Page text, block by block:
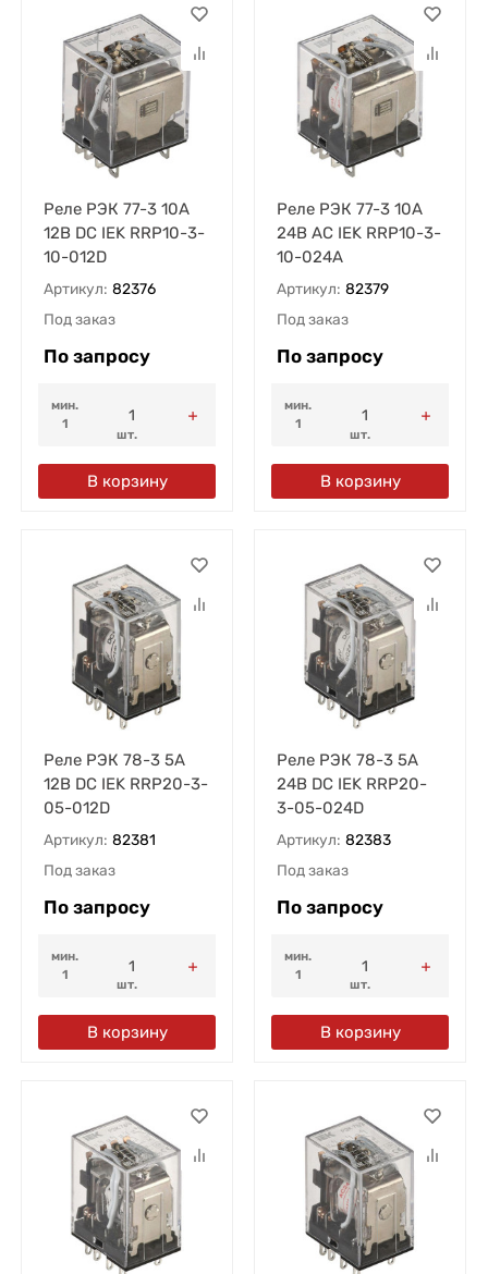
Реле РЭК 77-3 10А
12В DC IEK RRP10-3-
10-012D
Артикул: 82376
Под заказ
По запросу
мин.
1
шт.
В корзину
Реле РЭК 77-3 10А
24В AC IEK RRP10-3-
10-024A
Артикул: 82379
Под заказ
По запросу
мин.
1
шт.
В корзину
Реле РЭК 78-3 5А
12В DC IEK RRP20-3-
05-012D
Артикул: 82381
Под заказ
По запросу
мин.
1
шт.
В корзину
Реле РЭК 78-3 5А
24В DC IEK RRP20-
3-05-024D
Артикул: 82383
Под заказ
По запросу
мин.
1
шт.
В корзину